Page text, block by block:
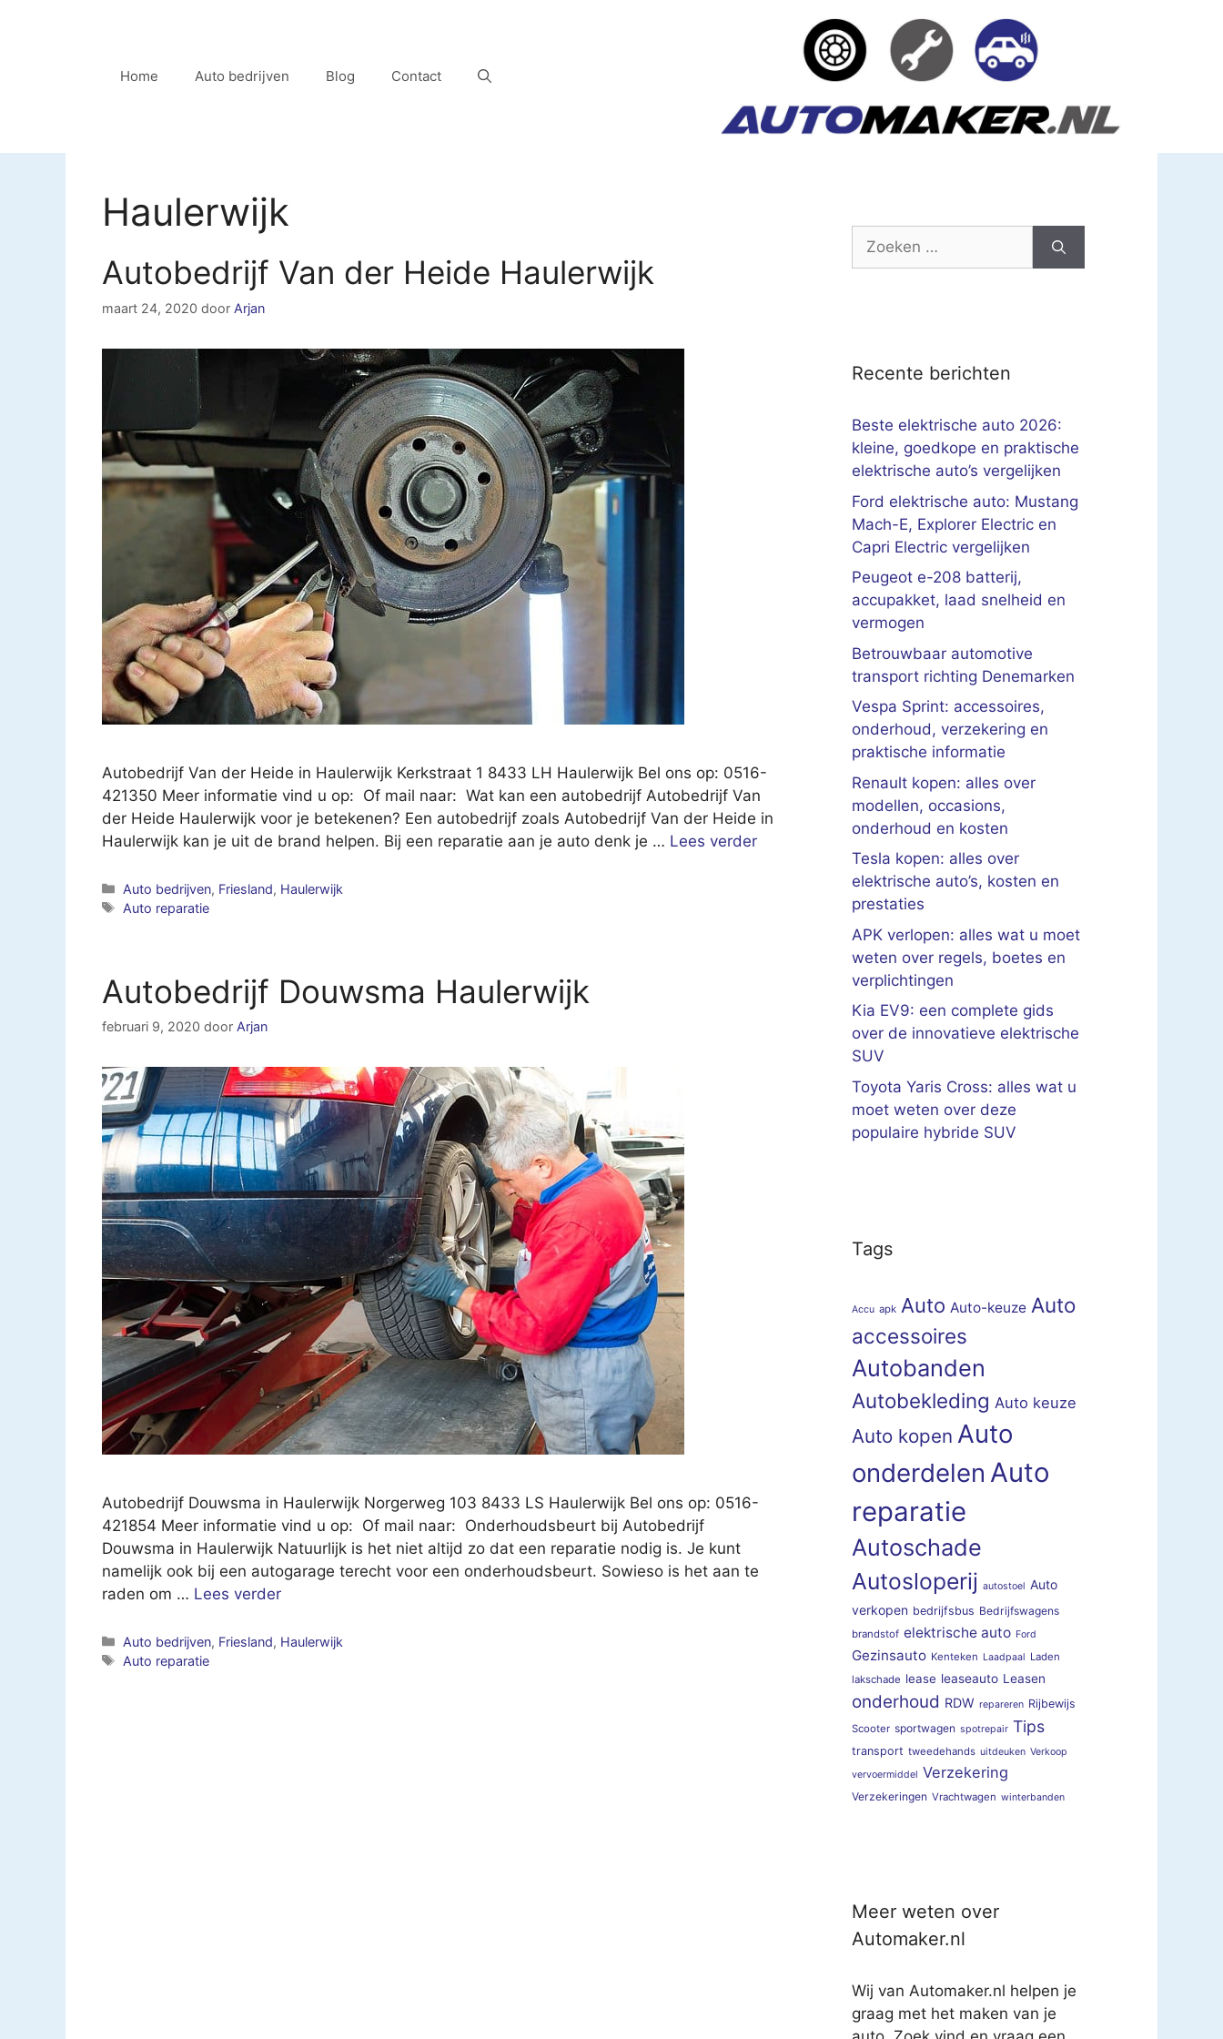
Home Auto bedrijven Blog Contact
Haulerwijk
Autobedrijf Van der Heide Haulerwijk
maart 24, 2020 door Arjan
Autobedrijf Van der Heide in Haulerwijk Kerkstraat 1 8433 LH Haulerwijk Bel ons op: 0516-
421350 Meer informatie vind u op: Of mail naar: Wat kan een autobedrijf Autobedrijf Van
der Heide Haulerwijk voor je betekenen? Een autobedrijf zoals Autobedrijf Van der Heide in
Haulerwijk kan je uit de brand helpen. Bij een reparatie aan je auto denk je … Lees verder
Categorieën
Auto bedrijven, Friesland, Haulerwijk
Tags
Auto reparatie
Autobedrijf Douwsma Haulerwijk
februari 9, 2020 door Arjan
Autobedrijf Douwsma in Haulerwijk Norgerweg 103 8433 LS Haulerwijk Bel ons op: 0516-
421854 Meer informatie vind u op: Of mail naar: Onderhoudsbeurt bij Autobedrijf
Douwsma in Haulerwijk Natuurlijk is het niet altijd zo dat een reparatie nodig is. Je kunt
namelijk ook bij een autogarage terecht voor een onderhoudsbeurt. Sowieso is het aan te
raden om … Lees verder
Categorieën
Auto bedrijven, Friesland, Haulerwijk
Tags
Auto reparatie
Zoek
Recente berichten
Beste elektrische auto 2026:
kleine, goedkope en praktische
elektrische auto’s vergelijken
Ford elektrische auto: Mustang
Mach-E, Explorer Electric en
Capri Electric vergelijken
Peugeot e-208 batterij,
accupakket, laad snelheid en
vermogen
Betrouwbaar automotive
transport richting Denemarken
Vespa Sprint: accessoires,
onderhoud, verzekering en
praktische informatie
Renault kopen: alles over
modellen, occasions,
onderhoud en kosten
Tesla kopen: alles over
elektrische auto’s, kosten en
prestaties
APK verlopen: alles wat u moet
weten over regels, boetes en
verplichtingen
Kia EV9: een complete gids
over de innovatieve elektrische
SUV
Toyota Yaris Cross: alles wat u
moet weten over deze
populaire hybride SUV
Tags
Accu apk Auto Auto-keuze Auto
accessoires
Autobanden
Autobekleding Auto keuze
Auto kopen Auto
onderdelen Auto
reparatie
Autoschade
Autosloperij autostoel Auto
verkopen bedrijfsbus Bedrijfswagens
brandstof elektrische auto Ford
Gezinsauto Kenteken Laadpaal Laden
lakschade lease leaseauto Leasen
onderhoud RDW repareren Rijbewijs
Scooter sportwagen spotrepair Tips
transport tweedehands uitdeuken Verkoop
vervoermiddel Verzekering
Verzekeringen Vrachtwagen winterbanden
Meer weten over
Automaker.nl
Wij van Automaker.nl helpen je
graag met het maken van je